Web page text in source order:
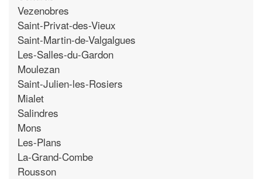
Vezenobres
Saint-Privat-des-Vieux
Saint-Martin-de-Valgalgues
Les-Salles-du-Gardon
Moulezan
Saint-Julien-les-Rosiers
Mialet
Salindres
Mons
Les-Plans
La-Grand-Combe
Rousson